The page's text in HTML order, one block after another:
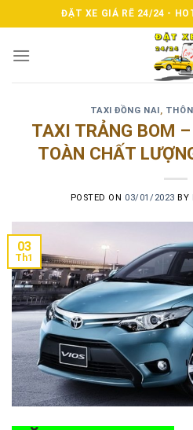
to
content
ĐẶT XE GIÁ RẼ 24/24 -
TAXI ĐỒNG NAI,
TAXI TRẢNG BOM
TOÀN CHẤT
POSTED ON 03/01/2023 BY
03
Th1